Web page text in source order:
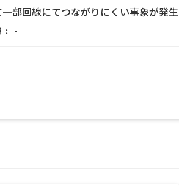
部回線にてつながりにくい事象が発生
-